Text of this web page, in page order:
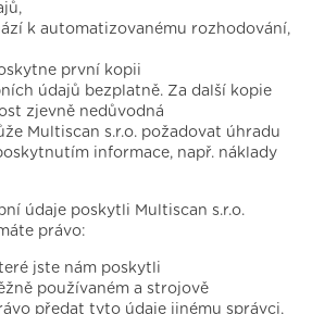
k automatizovanému rozhodování,
první kopii
údajů bezplatně. Za další kopie
zjevně nedůvodná
Multiscan s.r.o. požadovat úhradu
informace, např. náklady
údaje poskytli Multiscan s.r.o.
právo:
jste nám poskytli
používaném a strojově
předat tyto údaje jinému správci,